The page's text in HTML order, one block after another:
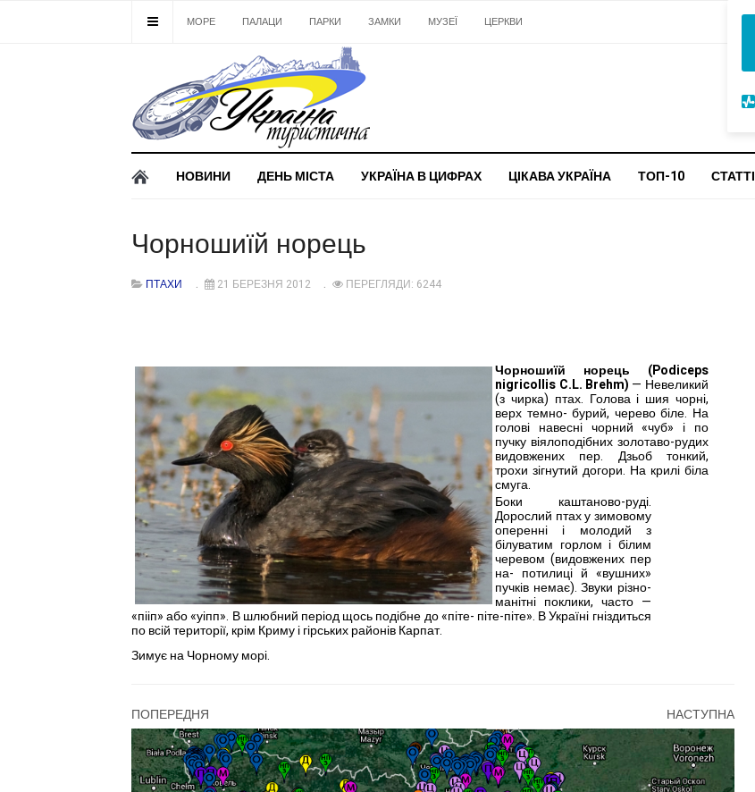
МОРЕ ПАЛАЦИ ПАРКИ ЗАМКИ МУЗЕЇ ЦЕРКВИ
НОВИНИ ДЕНЬ МІСТА УКРАЇНА В ЦИФРАХ ЦІКАВА УКРАЇНА ТОП-10 СТАТТІ
Чорношиїй норець
ПТАХИ 21 БЕРЕЗНЯ 2012 ПЕРЕГЛЯДИ: 6244
Чорношиїй норець (Podiceps
nigricollis C.L. Brehm) — Невеликий
(з чирка) птах. Го­лова і шия чорні,
верх темно- бурий, черево біле. На
голові навесні чорний «чуб» і по
пучку віялоподібних золотаво-рудих
видовжених пер. Дзьоб тонкий,
трохи зігнутий догори. На крилі біла
смуга.
Боки каштаново-руді.
Дорос­лий птах у зимовому
оперенні і молодий з
білуватим горлом і білим
черевом (видовжених пер
на- потилиці й «вушних»
пучків немає). Звуки різно­
манітні поклики, часто —
«пііп» або «уіпп». В шлюбний період щось подібне до «піте- піте-піте». В Україні гніздиться
по всій території, крім Криму і гірських районів Карпат.
Зимує на Чорному морі.
ПОПЕРЕДНЯ НАСТУПНА